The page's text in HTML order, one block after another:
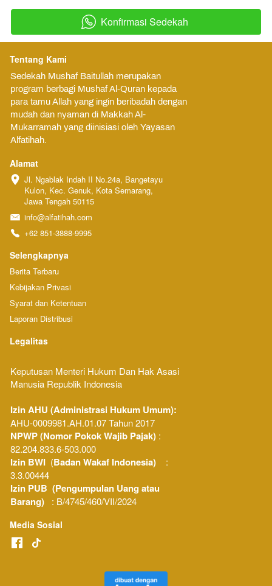
` Konfirmasi Sedekah
Tentang Kami
Sedekah Mushaf Baitullah merupakan
program berbagi Mushaf Al-Quran kepada
para tamu Allah yang ingin beribadah dengan
mudah dan nyaman di Makkah Al-
Mukarramah yang diinisiasi oleh Yayasan
Alfatihah.
Alamat
Jl. Ngablak Indah II No.24a, Bangetayu
Kulon, Kec. Genuk, Kota Semarang,
Jawa Tengah 50115
info@alfatihah.com
+62 851-3888-9995
Selengkapnya
Berita Terbaru
Kebijakan Privasi
Syarat dan Ketentuan
Laporan Distribusi
Legalitas
Keputusan Menteri Hukum Dan Hak Asasi
Manusia Republik Indonesia
AHU-0009981.AH.01.07 Tahun 2017
NPWP (Nomor Pokok Wajib Pajak) :
82.204.833.6-503.000
Izin BWI
  (
Badan Wakaf Indonesia)
    :
3.3.00444
Izin PUB  (Pengumpulan Uang atau
Barang)
   : B/4745/460/VII/2024
Media Sosial